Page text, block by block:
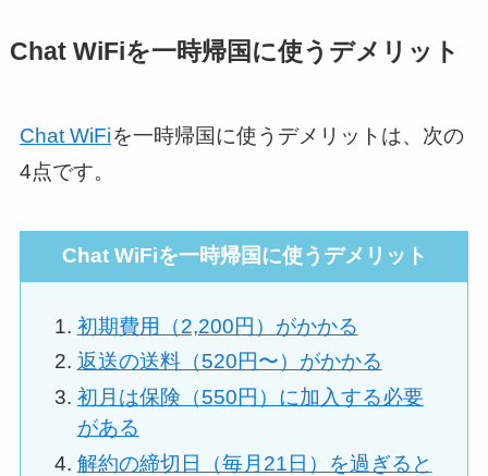
Chat WiFiを一時帰国に使うデメリット
Chat WiFiを一時帰国に使うデメリットは、次の
4点です。
Chat WiFiを一時帰国に使うデメリット
初期費用（2,200円）がかかる
返送の送料（520円〜）がかかる
初月は保険（550円）に加入する必要
がある
解約の締切日（毎月21日）を過ぎると